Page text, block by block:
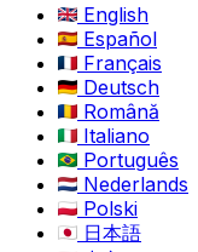
English
Español
Français
Deutsch
Română
Italiano
Português
Nederlands
Polski
日本語